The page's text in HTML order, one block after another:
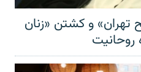
تهران» و کشتن «زنان
روحانیت